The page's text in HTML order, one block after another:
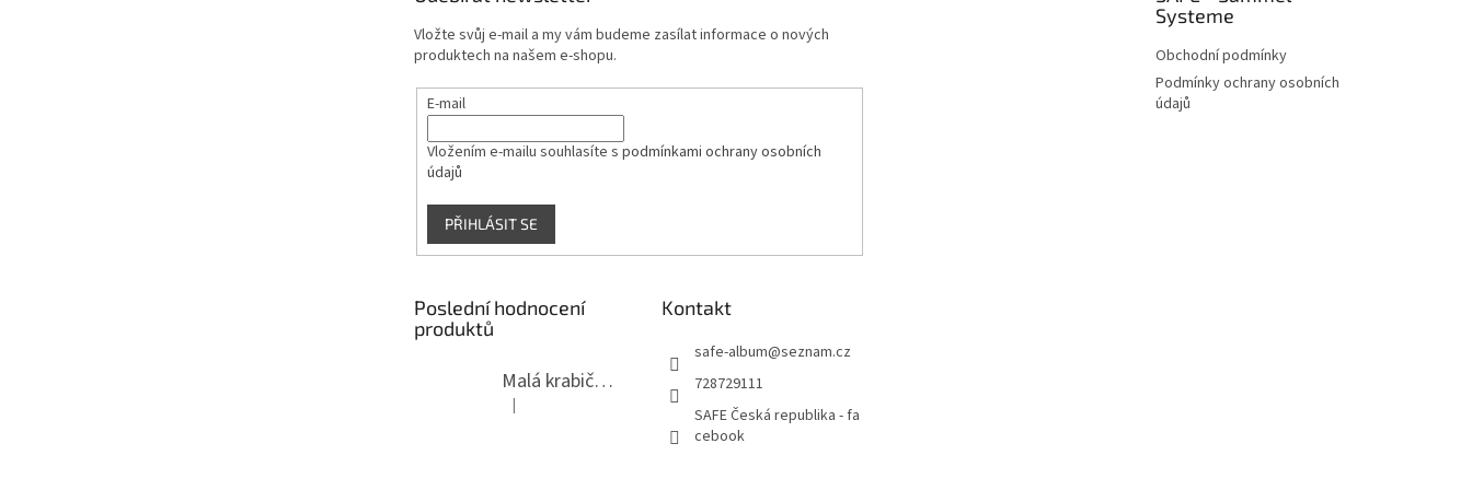
Vložte svůj e-mail a my vám budeme zasílat informace o nových
produktech na našem e-shopu.
E-mail
Vložením e-mailu souhlasíte s podmínkami ochrany osobních
údajů
PŘIHLÁSIT SE
Systeme
Obchodní podmínky
Podmínky ochrany osobních
údajů
Poslední hodnocení
produktů
Malá krabička na minerály
Hodnocení produktu je 4 z 5 hvězdiček.
|
Kontakt
safe-album@seznam.cz
728729111
SAFE Česká republika - fa
cebook